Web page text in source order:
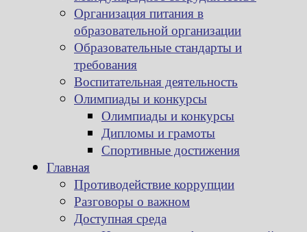
Организация питания в
образовательной организации
Образовательные стандарты и
требования
Воспитательная деятельность
Олимпиады и конкурсы
Олимпиады и конкурсы
Дипломы и грамоты
Спортивные достижения
Главная
Противодействие коррупции
Разговоры о важном
Доступная среда